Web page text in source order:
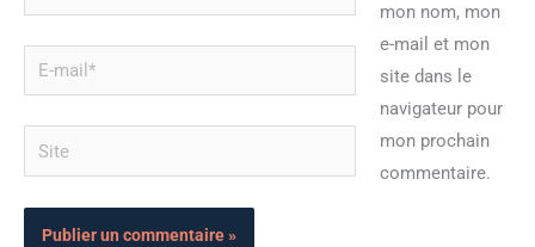
mail*
Site
mon nom, mon
e-mail et mon
site dans le
navigateur pour
mon prochain
commentaire.